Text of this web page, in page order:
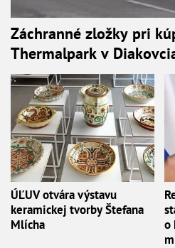
Záchranné zložky pri
Thermalpark v
ÚĽUV otvára výstavu
keramickej tvorby Štefana
Mlícha
o